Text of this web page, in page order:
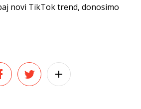
novi TikTok trend, donosimo